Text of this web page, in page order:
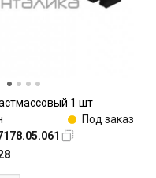
1 шт
Под заказ